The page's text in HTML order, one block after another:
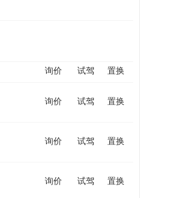
询价 试驾 置换
询价 试驾 置换
询价 试驾 置换
询价 试驾 置换